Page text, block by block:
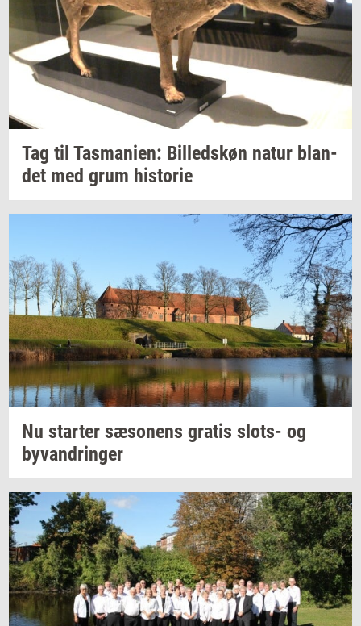
Tag til Tas­ma­ni­en: Bil­leds­køn natur blan­
det med grum hi­sto­rie
Nu star­ter sæ­so­nens gra­tis slots-​ og
byvan­drin­ger